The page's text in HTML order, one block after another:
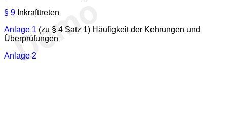
§ 9 Inkrafttreten
Anlage 1 (zu § 4 Satz 1) Häufigkeit der Kehrungen und
Überprüfungen
Anlage 2